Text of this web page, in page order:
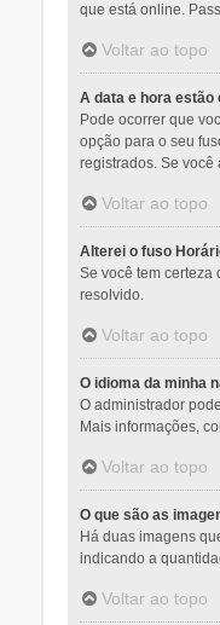
que está online.
Voltar ao topo
A data e hora estão
Pode ocorrer que
opção para o seu
registrados. Se você
Voltar ao topo
Alterei o fuso
Se você tem certeza
resolvido.
Voltar ao topo
O idioma da minha
O administrador
Mais informações,
Voltar ao topo
O que são as
Há duas imagens
indicando a
Voltar ao topo